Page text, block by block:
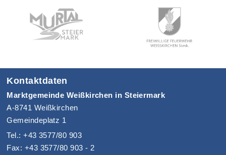
Kontaktdaten
Marktgemeinde Weißkirchen in Steiermark
A-8741 Weißkirchen
Gemeindeplatz 1
Tel.: +43 3577/80 903
Fax: +43 3577/80 903 - 2